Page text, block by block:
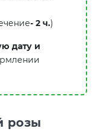
- 2 ч.)
дату и
розы